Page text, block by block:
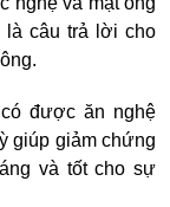
là câu trả lời cho
được ăn nghệ
giúp giảm chứng
và tốt cho sự